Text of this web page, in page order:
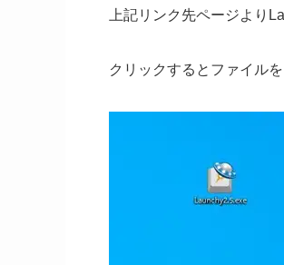
上記リンク先ページより
クリックするとファイル